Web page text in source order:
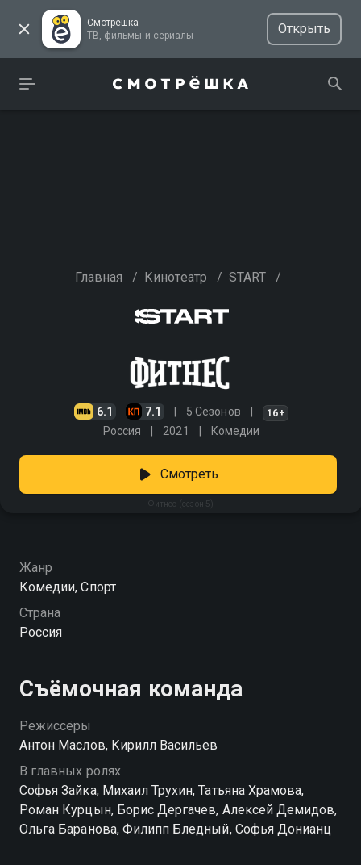
Смотрёшка
ТВ, фильмы и сериалы
Открыть
Главная / Кинотеатр / START /
6.1 7.1 5 Сезонов 16+
Россия 2021 Комедии
Фитнес (сезон 5)
Смотреть
Жанр
Комедии, Спорт
Страна
Россия
Съёмочная команда
Режиссёры
Антон Маслов, Кирилл Васильев
В главных ролях
Софья Зайка, Михаил Трухин, Татьяна Храмова,
Роман Курцын, Борис Дергачев, Алексей Демидов,
Ольга Баранова, Филипп Бледный, Софья Донианц